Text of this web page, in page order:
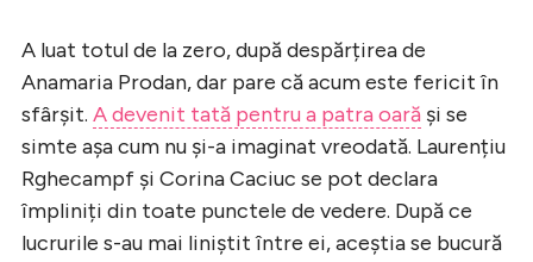
A luat totul de la zero, după despărțirea de
Anamaria Prodan, dar pare că acum este fericit în
sfârșit. A devenit tată pentru a patra oară și se
simte așa cum nu și-a imaginat vreodată. Laurențiu
Rghecampf și Corina Caciuc se pot declara
împliniți din toate punctele de vedere. După ce
lucrurile s-au mai liniștit între ei, aceștia se bucură